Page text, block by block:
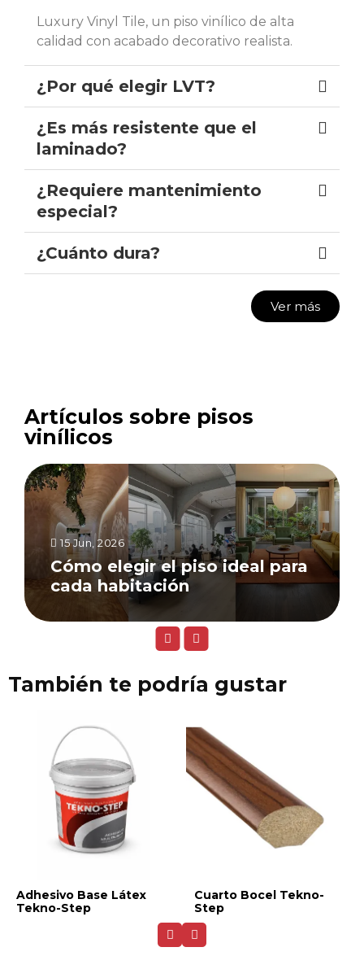
Luxury Vinyl Tile, un piso vinílico de alta
calidad con acabado decorativo realista.
¿Por qué elegir LVT?
¿Es más resistente que el
laminado?
¿Requiere mantenimiento
especial?
¿Cuánto dura?
Ver más
Artículos sobre pisos
vinílicos
15 Jun, 2026
Cómo elegir el piso ideal para
cada habitación
También te podría gustar
Adhesivo Base Látex
Tekno-Step
Cuarto Bocel Tekno-
Step